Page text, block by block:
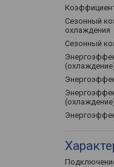
Сезонный
охлаждения
Сезонный